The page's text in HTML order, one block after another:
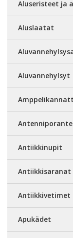
Aluseristeet ja
Aluslaatat
Aluvannehylsyt
Antiikkinupit
Antiikkisaranat
Antiikkivetimet
Apukädet